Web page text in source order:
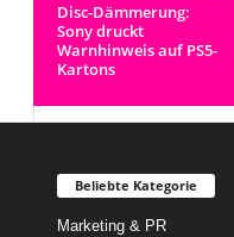
Disc-Dämmerung:
Sony druckt
Warnhinweis auf PS5-
Kartons
Beliebte Kategorie
Marketing & PR